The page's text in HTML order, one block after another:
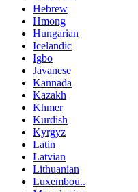
Hebrew
Hmong
Hungarian
Icelandic
Igbo
Javanese
Kannada
Kazakh
Khmer
Kurdish
Kyrgyz
Latin
Latvian
Lithuanian
Luxembou..